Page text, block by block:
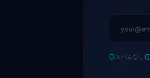
スパムなし